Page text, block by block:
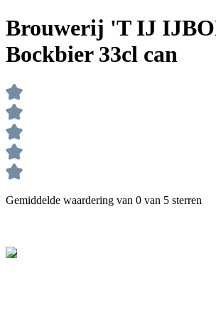
Brouwerij 'T IJ
Bockbier 33cl can
Gemiddelde waardering van 0 van 5 sterren